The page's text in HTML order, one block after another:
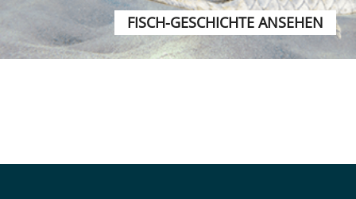
FISCH-GESCHICHTE ANSEHEN